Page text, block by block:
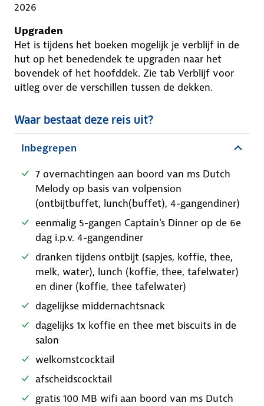
2026
Upgraden
Het is tijdens het boeken mogelijk je verblijf in de
hut op het benedendek te upgraden naar het
bovendek of het hoofddek. Zie tab Verblijf voor
uitleg over de verschillen tussen de dekken.
Waar bestaat deze reis uit?
Inbegrepen
7 overnachtingen aan boord van ms Dutch
Melody op basis van volpension
(ontbijtbuffet, lunch(buffet), 4-gangendiner)
eenmalig 5-gangen Captain's Dinner op de 6e
dag i.p.v. 4-gangendiner
dranken tijdens ontbijt (sapjes, koffie, thee,
melk, water), lunch (koffie, thee, tafelwater)
en diner (koffie, thee tafelwater)
dagelijkse middernachtsnack
dagelijks 1x koffie en thee met biscuits in de
salon
welkomstcocktail
afscheidscocktail
gratis 100 MB wifi aan boord van ms Dutch